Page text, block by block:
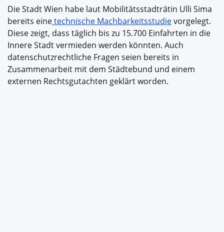
Die Stadt Wien habe laut Mobilitätsstadträtin Ulli Sima
bereits einetechnische Machbarkeitsstudievorgelegt.
Diese zeigt, dass täglich bis zu 15.700 Einfahrten in die
Innere Stadt vermieden werden könnten. Auch
datenschutzrechtliche Fragen seien bereits in
Zusammenarbeit mit dem Städtebund und einem
externen Rechtsgutachten geklärt worden.